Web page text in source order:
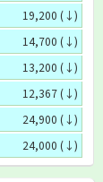
19,200 (↓)
14,700 (↓)
13,200 (↓)
12,367 (↓)
24,900 (↓)
24,000 (↓)